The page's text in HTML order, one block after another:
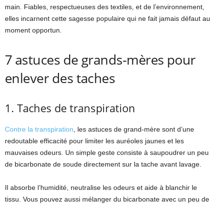
main. Fiables, respectueuses des textiles, et de l’environnement,
elles incarnent cette sagesse populaire qui ne fait jamais défaut au
moment opportun.
7 astuces de grands-mères pour
enlever des taches
1. Taches de transpiration
Contre la transpiration, les astuces de grand-mère sont d’une
redoutable efficacité pour limiter les auréoles jaunes et les
mauvaises odeurs. Un simple geste consiste à saupoudrer un peu
de bicarbonate de soude directement sur la tache avant lavage.
Il absorbe l’humidité, neutralise les odeurs et aide à blanchir le
tissu. Vous pouvez aussi mélanger du bicarbonate avec un peu de